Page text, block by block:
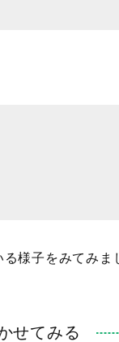
る様子をみてみま
せてみる